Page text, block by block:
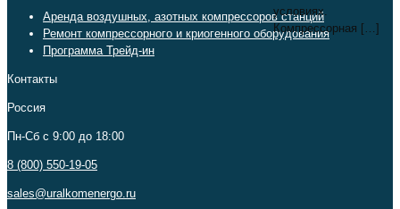
условиях.
Компрессорная […]
Аренда воздушных, азотных компрессоров станций
Ремонт компрессорного и криогенного оборудования
Программа Трейд-ин
Контакты
Россия
Пн-Сб c 9:00 до 18:00
8 (800) 550-19-05
sales@uralkomenergo.ru